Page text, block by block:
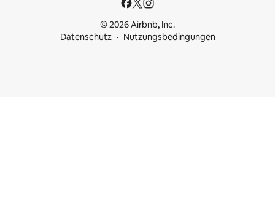
© 2026 Airbnb, Inc.
Datenschutz
Nutzungsbedingungen